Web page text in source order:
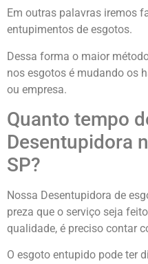
Em outras palavras iremos
entupimentos de esgotos.
Dessa forma o maior
nos esgotos é mudando os
ou empresa.
Quanto tempo
Desentupidora
SP?
Nossa Desentupidora de
preza que o serviço seja
qualidade, é preciso contar
O esgoto entupido pode ter